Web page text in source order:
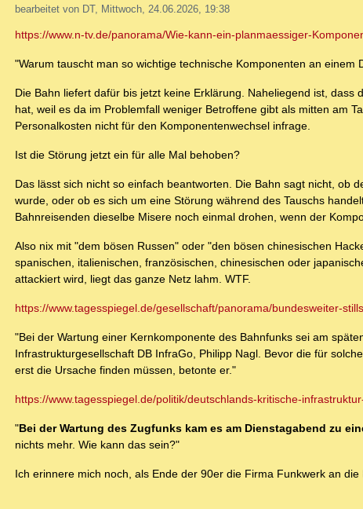
bearbeitet von DT, Mittwoch, 24.06.2026, 19:38
https://www.n-tv.de/panorama/Wie-kann-ein-planmaessiger-
"Warum tauscht man so wichtige technische Komponenten an einem
Die Bahn liefert dafür bis jetzt keine Erklärung. Naheliegend ist,
hat, weil es da im Problemfall weniger Betroffene gibt als mitten am
Personalkosten nicht für den Komponentenwechsel infrage.
Ist die Störung jetzt ein für alle Mal behoben?
Das lässt sich nicht so einfach beantworten. Die Bahn sagt nicht, ob
wurde, oder ob es sich um eine Störung während des Tauschs
Bahnreisenden dieselbe Misere noch einmal drohen, wenn der
Also nix mit "dem bösen Russen" oder "den bösen chinesischen
spanischen, italienischen, französischen, chinesischen oder
attackiert wird, liegt das ganze Netz lahm. WTF.
https://www.tagesspiegel.de/gesellschaft/panorama/bundesweiter-
"Bei der Wartung einer Kernkomponente des Bahnfunks sei am
Infrastrukturgesellschaft DB InfraGo, Philipp Nagl. Bevor die für
erst die Ursache finden müssen, betonte er."
https://www.tagesspiegel.de/politik/deutschlands-kritische-
"Bei der Wartung des Zugfunks kam es am Dienstagabend zu
nichts mehr. Wie kann das sein?"
Ich erinnere mich noch, als Ende der 90er die Firma Funkwerk an